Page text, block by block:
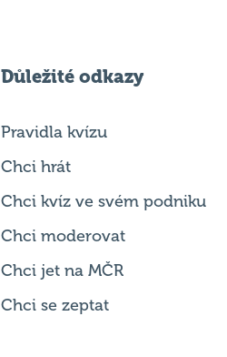
Důležité odkazy
Pravidla kvízu
Chci hrát
Chci kvíz ve svém podniku
Chci moderovat
Chci jet na MČR
Chci se zeptat